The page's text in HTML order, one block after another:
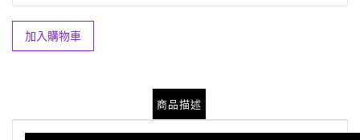
加入購物車
商品描述